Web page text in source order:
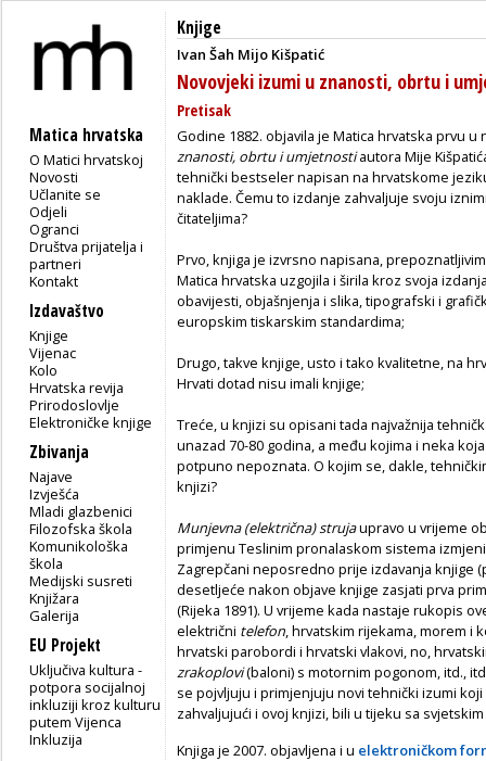
Matica hrvatska
O Matici hrvatskoj
Novosti
Učlanite se
Odjeli
Ogranci
Društva prijatelja i
partneri
Kontakt
Izdavaštvo
Knjige
Vijenac
Kolo
Hrvatska revija
Prirodoslovlje
Elektroničke knjige
Zbivanja
Najave
Izvješća
Mladi glazbenici
Filozofska škola
Komunikološka
škola
Medijski susreti
Knjižara
Galerija
EU Projekt
Uključiva kultura -
potpora socijalnoj
inkluziji kroz kulturu
putem Vijenca
Inkluzija
Knjige
Ivan Šah Mijo Kišpatić
Novovjeki izumi u znanosti, obrtu i
Pretisak
Godine 1882. objavila je Matica hrvatska prvu
znanosti, obrtu i umjetnostiautora Mije
tehnički bestseler napisan na hrvatskome
naklade. Čemu to izdanje zahvaljuje svoju
čitateljima?
Prvo, knjiga je izvrsno napisana,
Matica hrvatska uzgojila i širila kroz svoja
obavijesti, objašnjenja i slika, tipografski i
europskim tiskarskim standardima;
Drugo, takve knjige, usto i tako kvalitetne, na
Hrvati dotad nisu imali knjige;
Treće, u knjizi su opisani tada najvažnija
unazad 70-80 godina, a među kojima i neka
potpuno nepoznata. O kojim se, dakle,
knjizi?
Munjevna (električna) strujaupravo u vrijeme
primjenu Teslinim pronalaskom sistema
Zagrepčani neposredno prije izdavanja knjige
desetljeće nakon objave knjige zasjati prva
(Rijeka 1891). U vrijeme kada nastaje rukopis
električni telefon , hrvatskim rijekama, morem
hrvatski parobordi i hrvatski vlakovi, no,
zrakoplovi(baloni) s motornim pogonom, itd.,
se pojvljuju i primjenjuju novi tehnički izumi
zahvaljujući i ovoj knjizi, bili u tijeku sa
Knjiga je 2007. objavljena i u elektroničkom